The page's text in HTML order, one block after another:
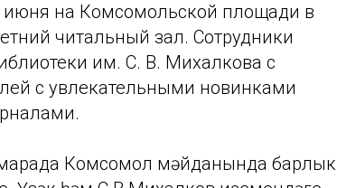
июня на Комсомольской площади в
читальный зал. Сотрудники
им. С. В. Михалкова с
с увлекательными новинками
Комсомол мәйданында барлык